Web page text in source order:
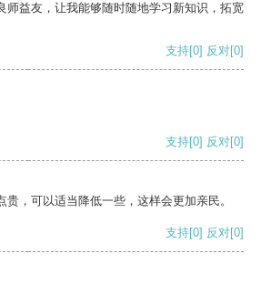
师益友，让我能够随时随地学习新知识，拓宽
支持[0] 反对[0]
支持[0] 反对[0]
，可以适当降低一些，这样会更加亲民。
支持[0] 反对[0]